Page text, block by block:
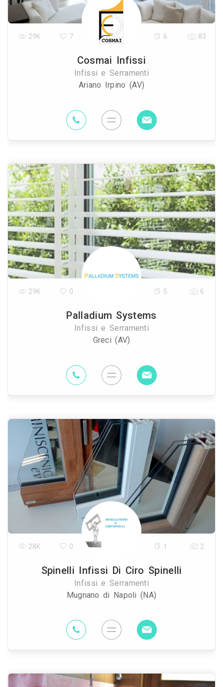
Cosmai Infissi
Infissi e Serramenti
Ariano Irpino (AV)
29K 7 6 83
Palladium Systems
Infissi e Serramenti
Greci (AV)
29K 0 5 6
Spinelli Infissi Di Ciro Spinelli
Infissi e Serramenti
Mugnano di Napoli (NA)
28K 0 1 2